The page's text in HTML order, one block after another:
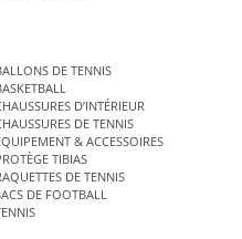
DE TENNIS
D’INTÉRIEUR
DE TENNIS
TENNIS
& ACCESSOIRES
TIBIAS
DE TENNIS
DE FOOTBALL